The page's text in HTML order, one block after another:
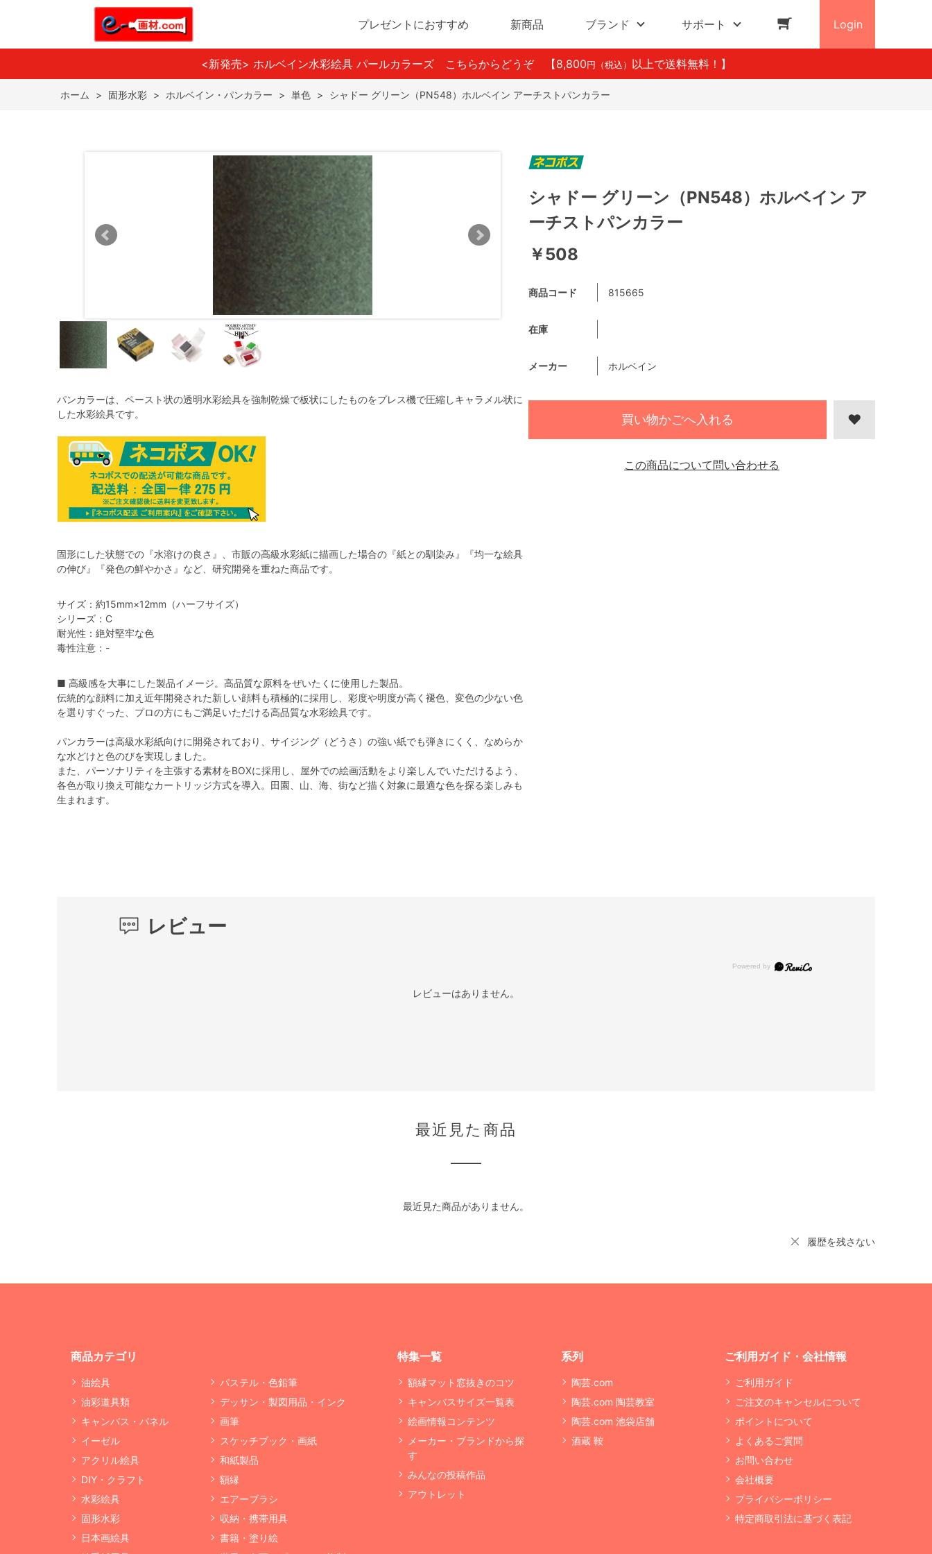
プレゼントにおすすめ 新商品 ブランド サポート Login
<新発売> ホルベイン水彩絵具 パールカラーズ こちらからどうぞ 【8,800 円（税込） 以上で送料無料！】
ホーム > 固形水彩 > ホルベイン・パンカラー > 単色 > シャドー グリーン（PN548）ホルベイン アーチストパンカラー
パンカラーは、ペースト状の透明水彩絵具を強制乾燥で板状にしたものをプレス機で圧縮しキャラメル状に
した水彩絵具です。
固形にした状態での『水溶けの良さ』、市販の高級水彩紙に描画した場合の『紙との馴染み』『均一な絵具
の伸び』『発色の鮮やかさ』など、研究開発を重ねた商品です。
サイズ：約15mm×12mm（ハーフサイズ）
シリーズ：C
耐光性：絶対堅牢な色
毒性注意：-
■ 高級感を大事にした製品イメージ。高品質な原料をぜいたくに使用した製品。
伝統的な顔料に加え近年開発された新しい顔料も積極的に採用し、彩度や明度が高く褪色、変色の少ない色
を選りすぐった、プロの方にもご満足いただける高品質な水彩絵具です。
パンカラーは高級水彩紙向けに開発されており、サイジング（どうさ）の強い紙でも弾きにくく、なめらか
な水どけと色のびを実現しました。
また、パーソナリティを主張する素材をBOXに採用し、屋外での絵画活動をより楽しんでいただけるよう、
各色が取り換え可能なカートリッジ方式を導入。田園、山、海、街など描く対象に最適な色を探る楽しみも
生まれます。
シャドー グリーン（PN548）ホルベイン ア
ーチストパンカラー
￥508
商品コード 815665
在庫
メーカー ホルベイン
買い物かごへ入れる
この商品について問い合わせる
レビュー
レビューはありません。
最近見た商品
最近見た商品がありません。
履歴を残さない
商品カテゴリ
油絵具
油彩道具類
キャンバス・パネル
イーゼル
アクリル絵具
DIY・クラフト
水彩絵具
固形水彩
日本画絵具
パステル・色鉛筆
デッサン・製図用品・インク
画筆
スケッチブック・画紙
和紙製品
額縁
エアーブラシ
収納・携帯用具
書籍・塗り絵
特集一覧
額縁マット窓抜きのコツ
キャンバスサイズ一覧表
絵画情報コンテンツ
メーカー・ブランドから探
す
みんなの投稿作品
アウトレット
系列
陶芸.com
陶芸.com 陶芸教室
陶芸.com 池袋店舗
酒蔵 鞍
ご利用ガイド・会社情報
ご利用ガイド
ご注文のキャンセルについて
ポイントについて
よくあるご質問
お問い合わせ
会社概要
プライバシーポリシー
特定商取引法に基づく表記